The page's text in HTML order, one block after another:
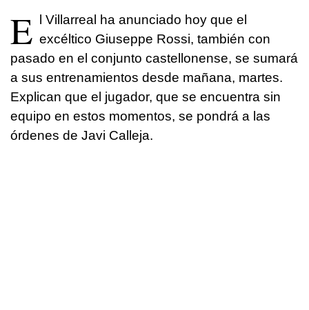
E l Villarreal ha anunciado hoy que el
excéltico Giuseppe Rossi, también con
pasado en el conjunto castellonense, se sumará
a sus entrenamientos desde mañana, martes.
Explican que el jugador, que se encuentra sin
equipo en estos momentos, se pondrá a las
órdenes de Javi Calleja.